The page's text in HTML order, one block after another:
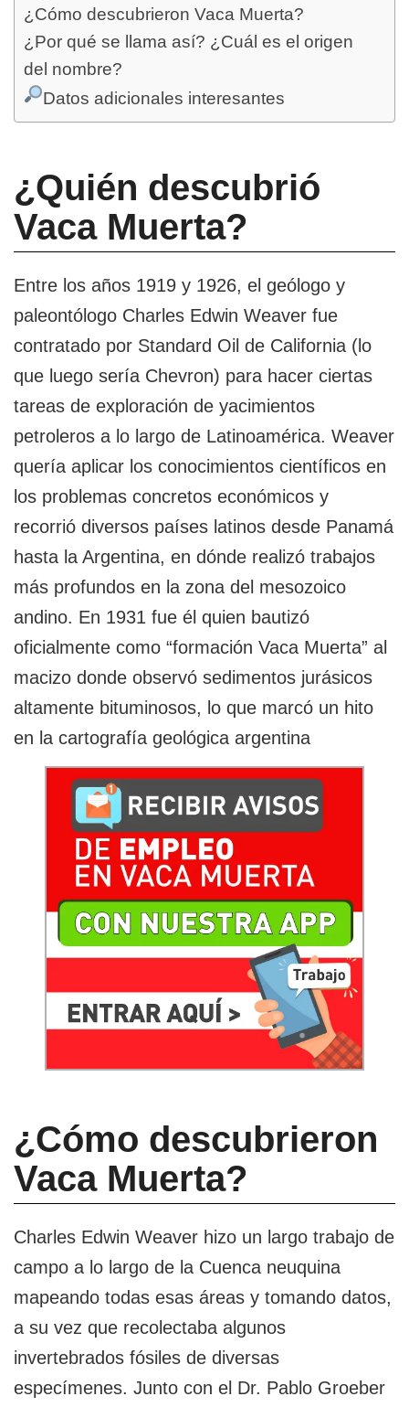
¿Cómo descubrieron Vaca Muerta?
¿Por qué se llama así? ¿Cuál es el origen
del nombre?
Datos adicionales interesantes
¿Quién descubrió
Vaca Muerta?
Entre los años 1919 y 1926, el geólogo y
paleontólogo Charles Edwin Weaver fue
contratado por Standard Oil de California (lo
que luego sería Chevron) para hacer ciertas
tareas de exploración de yacimientos
petroleros a lo largo de Latinoamérica. Weaver
quería aplicar los conocimientos científicos en
los problemas concretos económicos y
recorrió diversos países latinos desde Panamá
hasta la Argentina, en dónde realizó trabajos
más profundos en la zona del mesozoico
andino. En 1931 fue él quien bautizó
oficialmente como “formación Vaca Muerta” al
macizo donde observó sedimentos jurásicos
altamente bituminosos, lo que marcó un hito
en la cartografía geológica argentina
¿Cómo descubrieron
Vaca Muerta?
Charles Edwin Weaver hizo un largo trabajo de
campo a lo largo de la Cuenca neuquina
mapeando todas esas áreas y tomando datos,
a su vez que recolectaba algunos
invertebrados fósiles de diversas
especímenes. Junto con el Dr. Pablo Groeber